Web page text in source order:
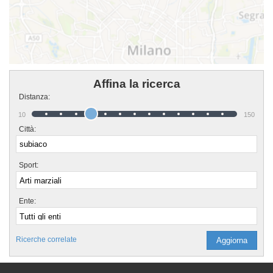
Affina la ricerca
Distanza:
10 150
Città:
Sport:
Ente:
Ricerche correlate